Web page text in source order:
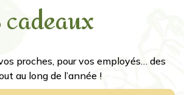
proches, pour vos employés… des
au long de l’année !